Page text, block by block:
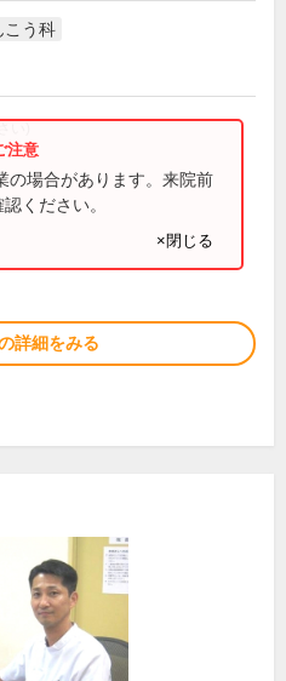
こう科
い)
の場合があります。来院前
ください。
×閉じる
詳細をみる